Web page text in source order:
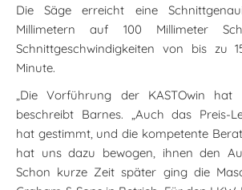
Die Säge erreicht eine
Millimetern auf 100 Millimeter
Schnittgeschwindigkeiten von bis zu
Minute.
„Die Vorführung der KASTOwin hat
beschreibt Barnes. „Auch das Preis-
hat gestimmt, und die kompetente
hat uns dazu bewogen, ihnen den
Schon kurze Zeit später ging die